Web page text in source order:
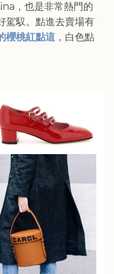
，也是非常熱門的
駕馭。點進去賣場有
櫻桃紅點這 ，白色點